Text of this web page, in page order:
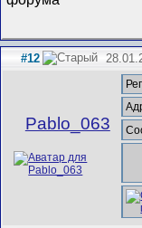
#12
Pablo_063